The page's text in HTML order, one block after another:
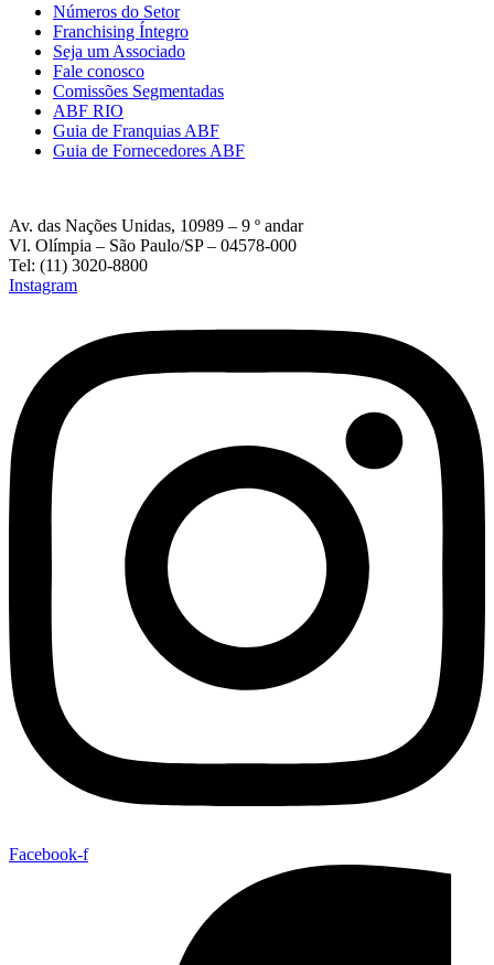
Números do Setor
Franchising Íntegro
Seja um Associado
Fale conosco
Comissões Segmentadas
ABF RIO
Guia de Franquias ABF
Guia de Fornecedores ABF
Av. das Nações Unidas, 10989 – 9 º andar
Vl. Olímpia – São Paulo/SP – 04578-000
Tel: (11) 3020-8800
Instagram
Facebook-f